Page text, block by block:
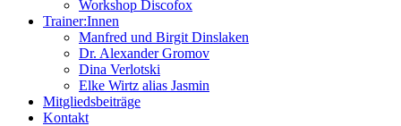
Workshop Discofox
Trainer:Innen
Manfred und Birgit Dinslaken
Dr. Alexander Gromov
Dina Verlotski
Elke Wirtz alias Jasmin
Mitgliedsbeiträge
Kontakt